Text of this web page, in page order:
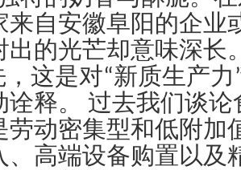
来自安徽阜阳的企业
出的光芒却意味深长
这是对“新质生产力
诠释。 过去我们谈
劳动密集型和低附加
、高端设备购置以及